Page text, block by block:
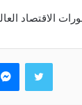
الاقتصاد
تويتر